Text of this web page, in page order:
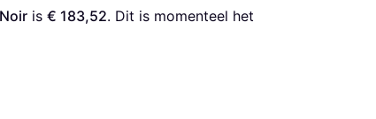
is € 183,52. Dit is momenteel het